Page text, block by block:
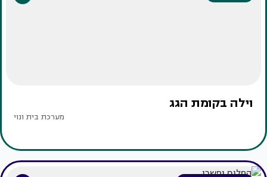
וילה בקומת הגג
מערכת בית ונוי